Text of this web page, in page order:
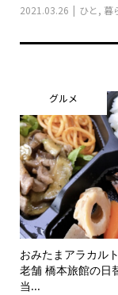
2021.03.26 ひと , 暮
グルメ
おみたまアラカル
老舗 橋本旅館の日
当...